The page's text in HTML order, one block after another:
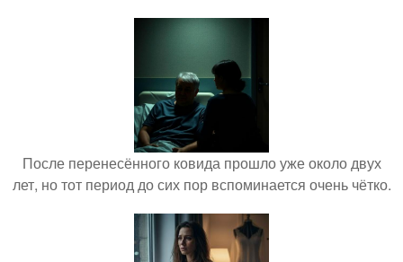
После перенесённого ковида прошло уже около двух
лет, но тот период до сих пор вспоминается очень чётко.